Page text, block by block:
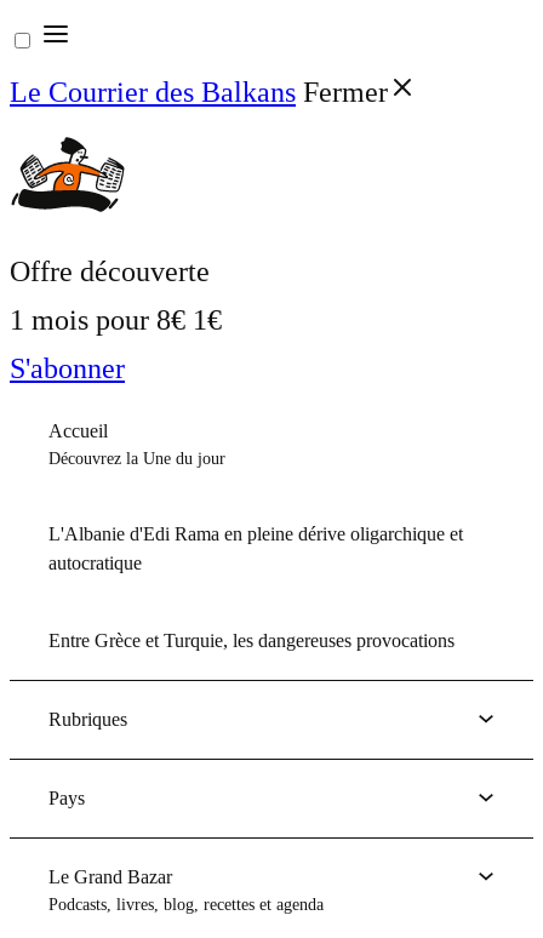
Aller
au
contenu
Le Courrier des Balkans Fermer
Offre découverte
1 mois pour 8€ 1€
S'abonner
Accueil
Découvrez la Une du jour
L'Albanie d'Edi Rama en pleine dérive oligarchique et
autocratique
Entre Grèce et Turquie, les dangereuses provocations
Rubriques
Pays
Le Grand Bazar
Podcasts, livres, blog, recettes et agenda